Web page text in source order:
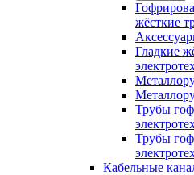
жёсткие
Гладкие
Трубы
Трубы
Кабельные